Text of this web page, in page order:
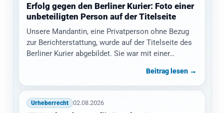
Erfolg gegen den Berliner Kurier: Foto einer
unbeteiligten Person auf der Titelseite
Unsere Mandantin, eine Privatperson ohne Bezug
zur Berichterstattung, wurde auf der Titelseite des
Berliner Kurier abgebildet. Sie war mit einer…
Beitrag lesen →
Urheberrecht 02.08.2026